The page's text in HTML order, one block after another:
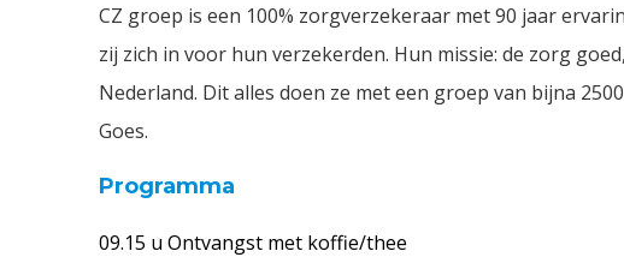
CZ groep is een 100% zorgverzekeraar met 90 jaar
zij zich in voor hun verzekerden. Hun missie: de zorg
Nederland. Dit alles doen ze met een groep van bijna
Goes.
Programma
09.15 u Ontvangst met koffie/thee